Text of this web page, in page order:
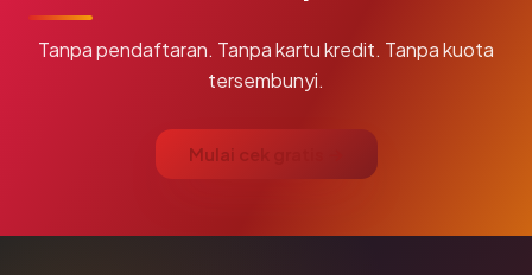
Tanpa pendaftaran. Tanpa kartu kredit. Tanpa kuota
tersembunyi.
Mulai cek gratis →